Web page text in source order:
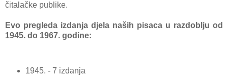
čitalačke publike.
Evo pregleda izdanja djela naših pisaca u razdoblju od
1945. do 1967. godine:
1945. - 7 izdanja